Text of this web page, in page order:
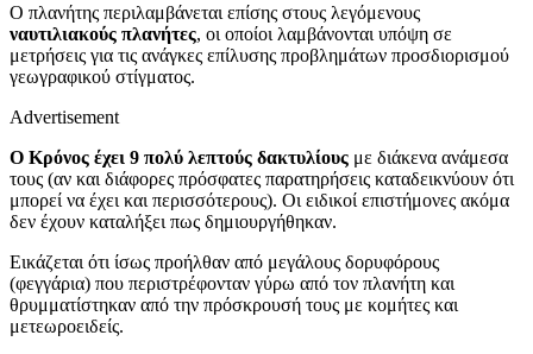
Ο πλανήτης περιλαμβάνεται επίσης στους λεγόμενους
ναυτιλιακούς πλανήτες, οι οποίοι λαμβάνονται υπόψη σε
μετρήσεις για τις ανάγκες επίλυσης προβλημάτων προσδιορισμού
γεωγραφικού στίγματος.
Advertisement
Ο Κρόνος έχει 9 πολύ λεπτούς δακτυλίους με διάκενα ανάμεσα
τους (αν και διάφορες πρόσφατες παρατηρήσεις καταδεικνύουν ότι
μπορεί να έχει και περισσότερους). Οι ειδικοί επιστήμονες ακόμα
δεν έχουν καταλήξει πως δημιουργήθηκαν.
Εικάζεται ότι ίσως προήλθαν από μεγάλους δορυφόρους
(φεγγάρια) που περιστρέφονταν γύρω από τον πλανήτη και
θρυμματίστηκαν από την πρόσκρουσή τους με κομήτες και
μετεωροειδείς.